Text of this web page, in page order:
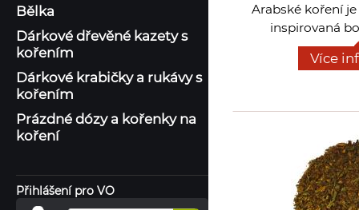
Bělka
Dárkové dřevěné kazety s
kořením
Dárkové krabičky a rukávy s
kořením
Prázdné dózy a kořenky na
koření
Přihlášení pro VO
Arabské koření
inspirovaná
Blízkého
přípravě masa
otevře dveře
Více